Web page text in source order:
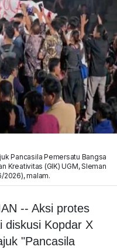
Pancasila Pemersatu Bangsa
Kreativitas (GIK) UGM, Sleman
2026), malam.
-- Aksi protes
diskusi Kopdar X
"Pancasila